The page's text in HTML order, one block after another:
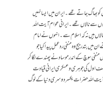
کو بھاگ جاتے تھے۔ ایران میں ایسا نہیں
نالاں تھے۔ ایرانی عوام آیت اللہ
ہیں نہ کہ اسلام سے۔ انہوں نے امام
میں بتدریج وہ منفی رد عمل پیدا کیا جو
سوچ کے اندر موساد نے پھندے لگا کر
صف اول کی جوہری و عسکری ایرانی قیادت
آیت اللہ حضرات یکسر دوسری دنیا کے لوگ